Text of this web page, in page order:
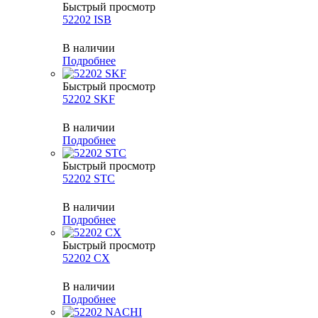
Быстрый просмотр
52202 ISB
В наличии
Подробнее
Быстрый просмотр
52202 SKF
В наличии
Подробнее
Быстрый просмотр
52202 STC
В наличии
Подробнее
Быстрый просмотр
52202 CX
В наличии
Подробнее